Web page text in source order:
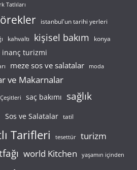
Tatlıları
istanbul'un tarihi yerleri
kahvaltı kişisel bakım konya
inanç turizmi
meze sos ve salatalar moda
ve Makarnalar
saç bakımı sağlık
Sos ve Salatalar tatil
Tarifleri tesettür turizm
world Kitchen yaşamın içinden